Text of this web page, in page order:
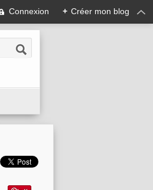
Connexion + Créer mon blog